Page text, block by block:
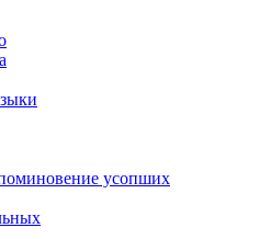
усопших